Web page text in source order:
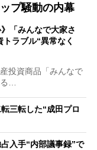
プ騒動の内幕
「みんなで大家さ
ラブル“異常なく
投資商品「みんなで
…
三転した“成田プロ
入手“内部議事録”で